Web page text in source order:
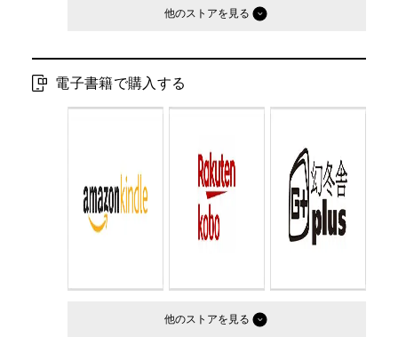
他のストア
電子書籍で購入する
他のストア